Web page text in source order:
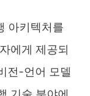
아키텍처를
에게 제공되
전-언어 모델